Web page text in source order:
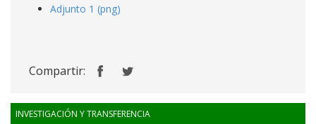
Adjunto 1 (png)
Compartir:
INVESTIGACIÓN Y TRANSFERENCIA